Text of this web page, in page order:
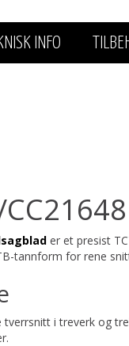
INFO
er et presist
tannform for rene
i treverk og